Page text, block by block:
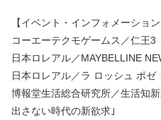
【イベント・インフォメーション
コーエーテクモゲームス／仁王3
日本ロレアル／MAYBELLINE
日本ロレアル／ラ ロッシュ ポゼ
博報堂生活総合研究所／生活
出さない時代の新欲求｣